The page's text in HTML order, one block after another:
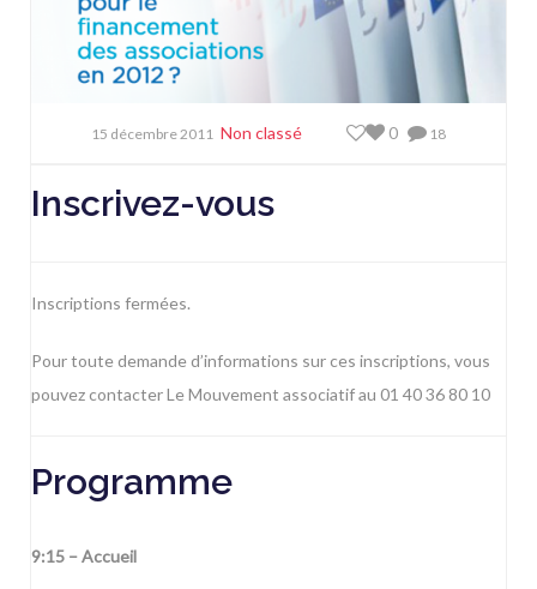
15 décembre 2011 Non classé 18
0
Inscrivez-vous
Inscriptions fermées.
Pour toute demande d’informations sur ces inscriptions, vous
pouvez contacter Le Mouvement associatif au 01 40 36 80 10
Programme
9:15 – Accueil